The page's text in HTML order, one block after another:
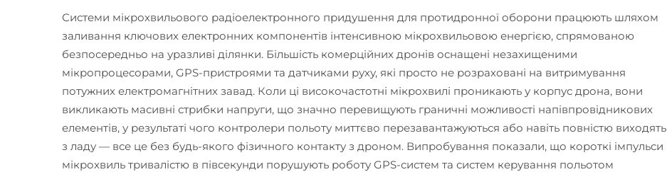
Системи мікрохвильового радіоелектронного придушення для протидронної оборони працюють шляхом
заливання ключових електронних компонентів інтенсивною мікрохвильовою енергією, спрямованою
безпосередньо на уразливі ділянки. Більшість комерційних дронів оснащені незахищеними
мікропроцесорами, GPS-пристроями та датчиками руху, які просто не розраховані на витримування
потужних електромагнітних завад. Коли ці високочастотні мікрохвилі проникають у корпус дрона, вони
викликають масивні стрибки напруги, що значно перевищують граничні можливості напівпровідникових
елементів, у результаті чого контролери польоту миттєво перезавантажуються або навіть повністю виходять
з ладу — все це без будь-якого фізичного контакту з дроном. Випробування показали, що короткі імпульси
мікрохвиль тривалістю в півсекунди порушують роботу GPS-систем та систем керування польотом